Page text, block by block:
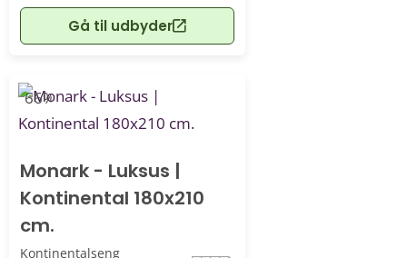
Gå til udbyder
-66%
Monark - Luksus |
Kontinental 180x210
cm.
Kontinentalseng